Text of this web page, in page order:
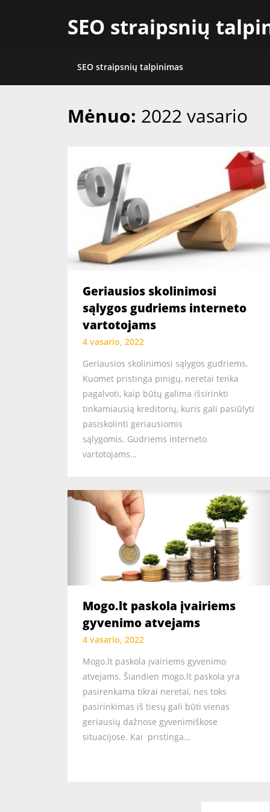
SEO straipsnių
SEO straipsnių talpinimas
Mėnuo: 2022 vasario
Geriausios skolinimosi
sąlygos gudriems interneto
vartotojams
4 vasario, 2022
Geriausios skolinimosi sąlygos gudriems.
Kuomet pristinga pinigų, neretai tenka
pagalvoti, kaip būtų galima išsirinkti
tinkamiausią kreditorių, kuris gali pasiūlyti
pasiskolinti geriausiomis
sąlygomis. Gudriems interneto
vartotojams…
Mogo.lt paskola įvairiems
gyvenimo atvejams
4 vasario, 2022
Mogo.lt paskola įvairiems gyvenimo
atvejams. Šiandien mogo.lt paskola yra
pasirenkama tikrai neretai, nes toks
pasirinkimas iš tiesų gali būti vienas
geriausių dažnose gyvenimiškose
situacijose. Kai pristinga…